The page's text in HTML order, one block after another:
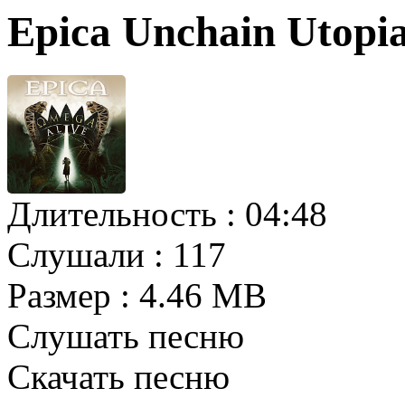
Epica Unchain
Длительность : 04:48
Слушали : 117
Размер : 4.46 MB
Слушать песню
Скачать песню